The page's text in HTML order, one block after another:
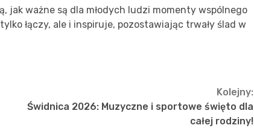
jak ważne są dla młodych ludzi momenty wspólnego
łączy, ale i inspiruje, pozostawiając trwały ślad w
Kolejny:
Świdnica 2026: Muzyczne i sportowe święto dla
całej rodziny!